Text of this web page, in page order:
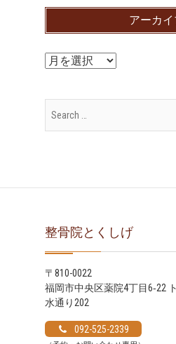
ゴ
アーカ
ア
カ
イ
整骨院とくしげ
〒810-0022
福岡市中央区薬院4丁目6‐22
水通り202
092-525-2339